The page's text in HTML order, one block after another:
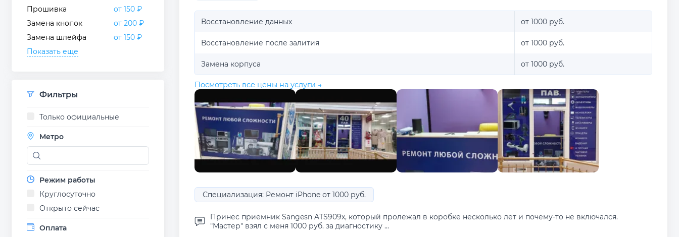
Прошивка
от 150 ₽
Замена кнопок
от 200 ₽
Замена шлейфа
от 150 ₽
Показать еще
Фильтры
Только официальные
Метро
Режим работы
Круглосуточно
Открыто сейчас
Оплата
Восстановление данных от 1000 руб.
Восстановление после залития от 1000 руб.
Замена корпуса от 1000 руб.
Посмотреть все цены на услуги →
Специализация: Ремонт iPhone от 1000 руб.
Принес приемник Sangesn ATS909x, который пролежал в коробке несколько лет и почему-то не включался.
"Мастер" взял с меня 1000 руб. за диагностику ...